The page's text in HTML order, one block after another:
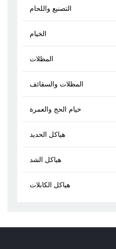
التصنيع واللحام
الخيام
المظلات
المظلات والسقائف
خيام الحج والعمرة
هياكل الحديد
هياكل الشد
هياكل الكابلات